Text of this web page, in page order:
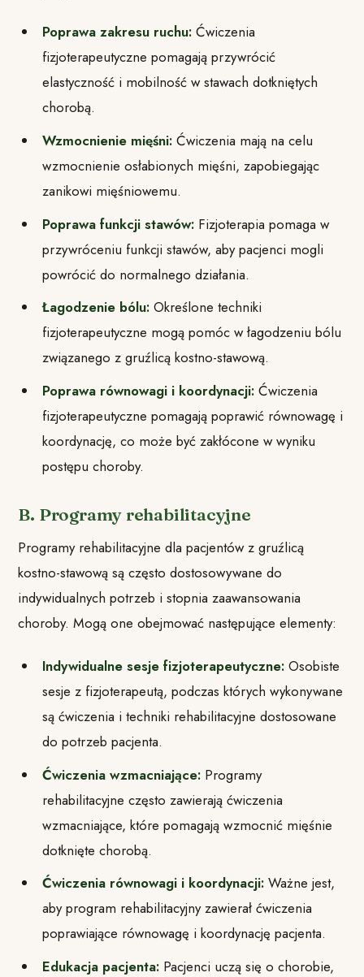
Poprawa zakresu ruchu:Ćwiczenia
fizjoterapeutyczne pomagają przywrócić
elastyczność i mobilność w stawach dotkniętych
chorobą.
Wzmocnienie mięśni:Ćwiczenia mają na celu
wzmocnienie osłabionych mięśni, zapobiegając
zanikowi mięśniowemu.
Poprawa funkcji stawów:Fizjoterapia pomaga w
przywróceniu funkcji stawów, aby pacjenci mogli
powrócić do normalnego działania.
Łagodzenie bólu:Określone techniki
fizjoterapeutyczne mogą pomóc w łagodzeniu bólu
związanego z gruźlicą kostno-stawową.
Poprawa równowagi i koordynacji: Ćwiczenia
fizjoterapeutyczne pomagają poprawić równowagę i
koordynację, co może być zakłócone w wyniku
postępu choroby.
B. Programy rehabilitacyjne
Programy rehabilitacyjne dla pacjentów z gruźlicą
kostno-stawową są często dostosowywane do
indywidualnych potrzeb i stopnia zaawansowania
choroby. Mogą one obejmować następujące elementy:
Indywidualne sesje fizjoterapeutyczne: Osobiste
sesje z fizjoterapeutą, podczas których wykonywane
są ćwiczenia i techniki rehabilitacyjne dostosowane
do potrzeb pacjenta.
Ćwiczenia wzmacniające: Programy
rehabilitacyjne często zawierają ćwiczenia
wzmacniające, które pomagają wzmocnić mięśnie
dotknięte chorobą.
Ćwiczenia równowagi i koordynacji: Ważne jest,
aby program rehabilitacyjny zawierał ćwiczenia
poprawiające równowagę i koordynację pacjenta.
Edukacja pacjenta: Pacjenci uczą się o chorobie,